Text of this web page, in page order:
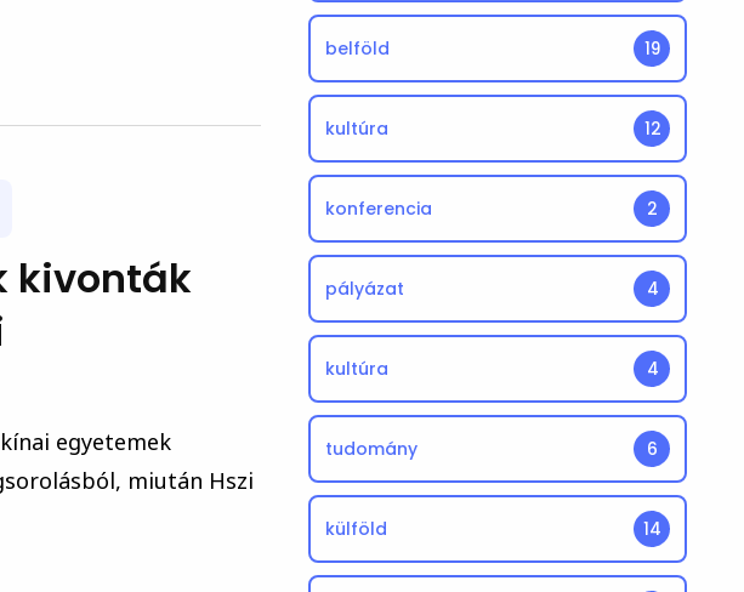
kivonták
egyetemek
miután Hszi
belföld 19
kultúra 12
konferencia 2
pályázat 4
kultúra 4
tudomány 6
külföld 14